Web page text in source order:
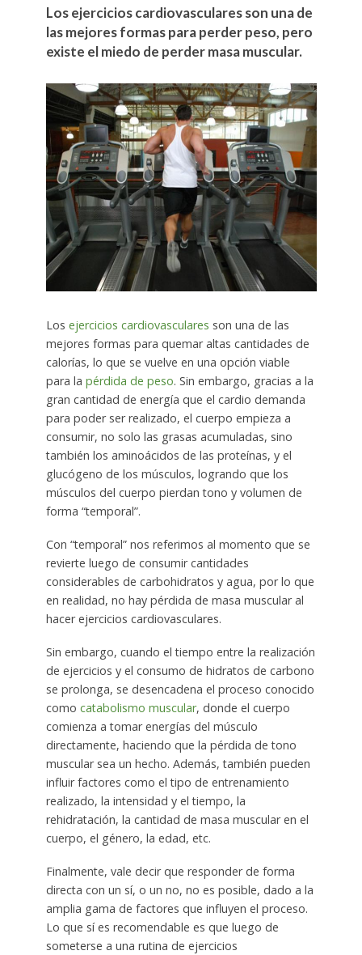
Los ejercicios cardiovasculares son una de
las mejores formas para perder peso, pero
existe el miedo de perder masa muscular.
Los ejercicios cardiovasculares son una de las
mejores formas para quemar altas cantidades de
calorías, lo que se vuelve en una opción viable
para la pérdida de peso. Sin embargo, gracias a la
gran cantidad de energía que el cardio demanda
para poder ser realizado, el cuerpo empieza a
consumir, no solo las grasas acumuladas, sino
también los aminoácidos de las proteínas, y el
glucógeno de los músculos, logrando que los
músculos del cuerpo pierdan tono y volumen de
forma “temporal”.
Con “temporal” nos referimos al momento que se
revierte luego de consumir cantidades
considerables de carbohidratos y agua, por lo que
en realidad, no hay pérdida de masa muscular al
hacer ejercicios cardiovasculares.
Sin embargo, cuando el tiempo entre la realización
de ejercicios y el consumo de hidratos de carbono
se prolonga, se desencadena el proceso conocido
como catabolismo muscular, donde el cuerpo
comienza a tomar energías del músculo
directamente, haciendo que la pérdida de tono
muscular sea un hecho. Además, también pueden
influir factores como el tipo de entrenamiento
realizado, la intensidad y el tiempo, la
rehidratación, la cantidad de masa muscular en el
cuerpo, el género, la edad, etc.
Finalmente, vale decir que responder de forma
directa con un sí, o un no, no es posible, dado a la
amplia gama de factores que influyen el proceso.
Lo que sí es recomendable es que luego de
someterse a una rutina de ejercicios